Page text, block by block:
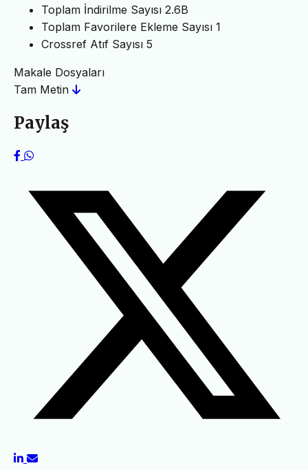
Toplam İndirilme Sayısı 2.6B
Toplam Favorilere Ekleme Sayısı 1
Crossref Atıf Sayısı 5
Makale Dosyaları
Tam Metin
Paylaş